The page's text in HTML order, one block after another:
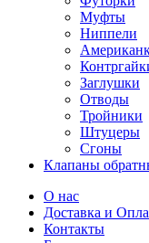
Муфты
Ниппели
Заглушки
Отводы
Тройники
Штуцеры
Сгоны
Клапаны
О нас
Доставка и
Контакты